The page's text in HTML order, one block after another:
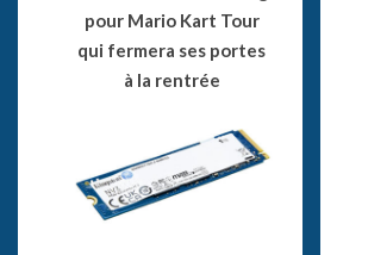
pour Mario Kart Tour
qui fermera ses portes
à la rentrée